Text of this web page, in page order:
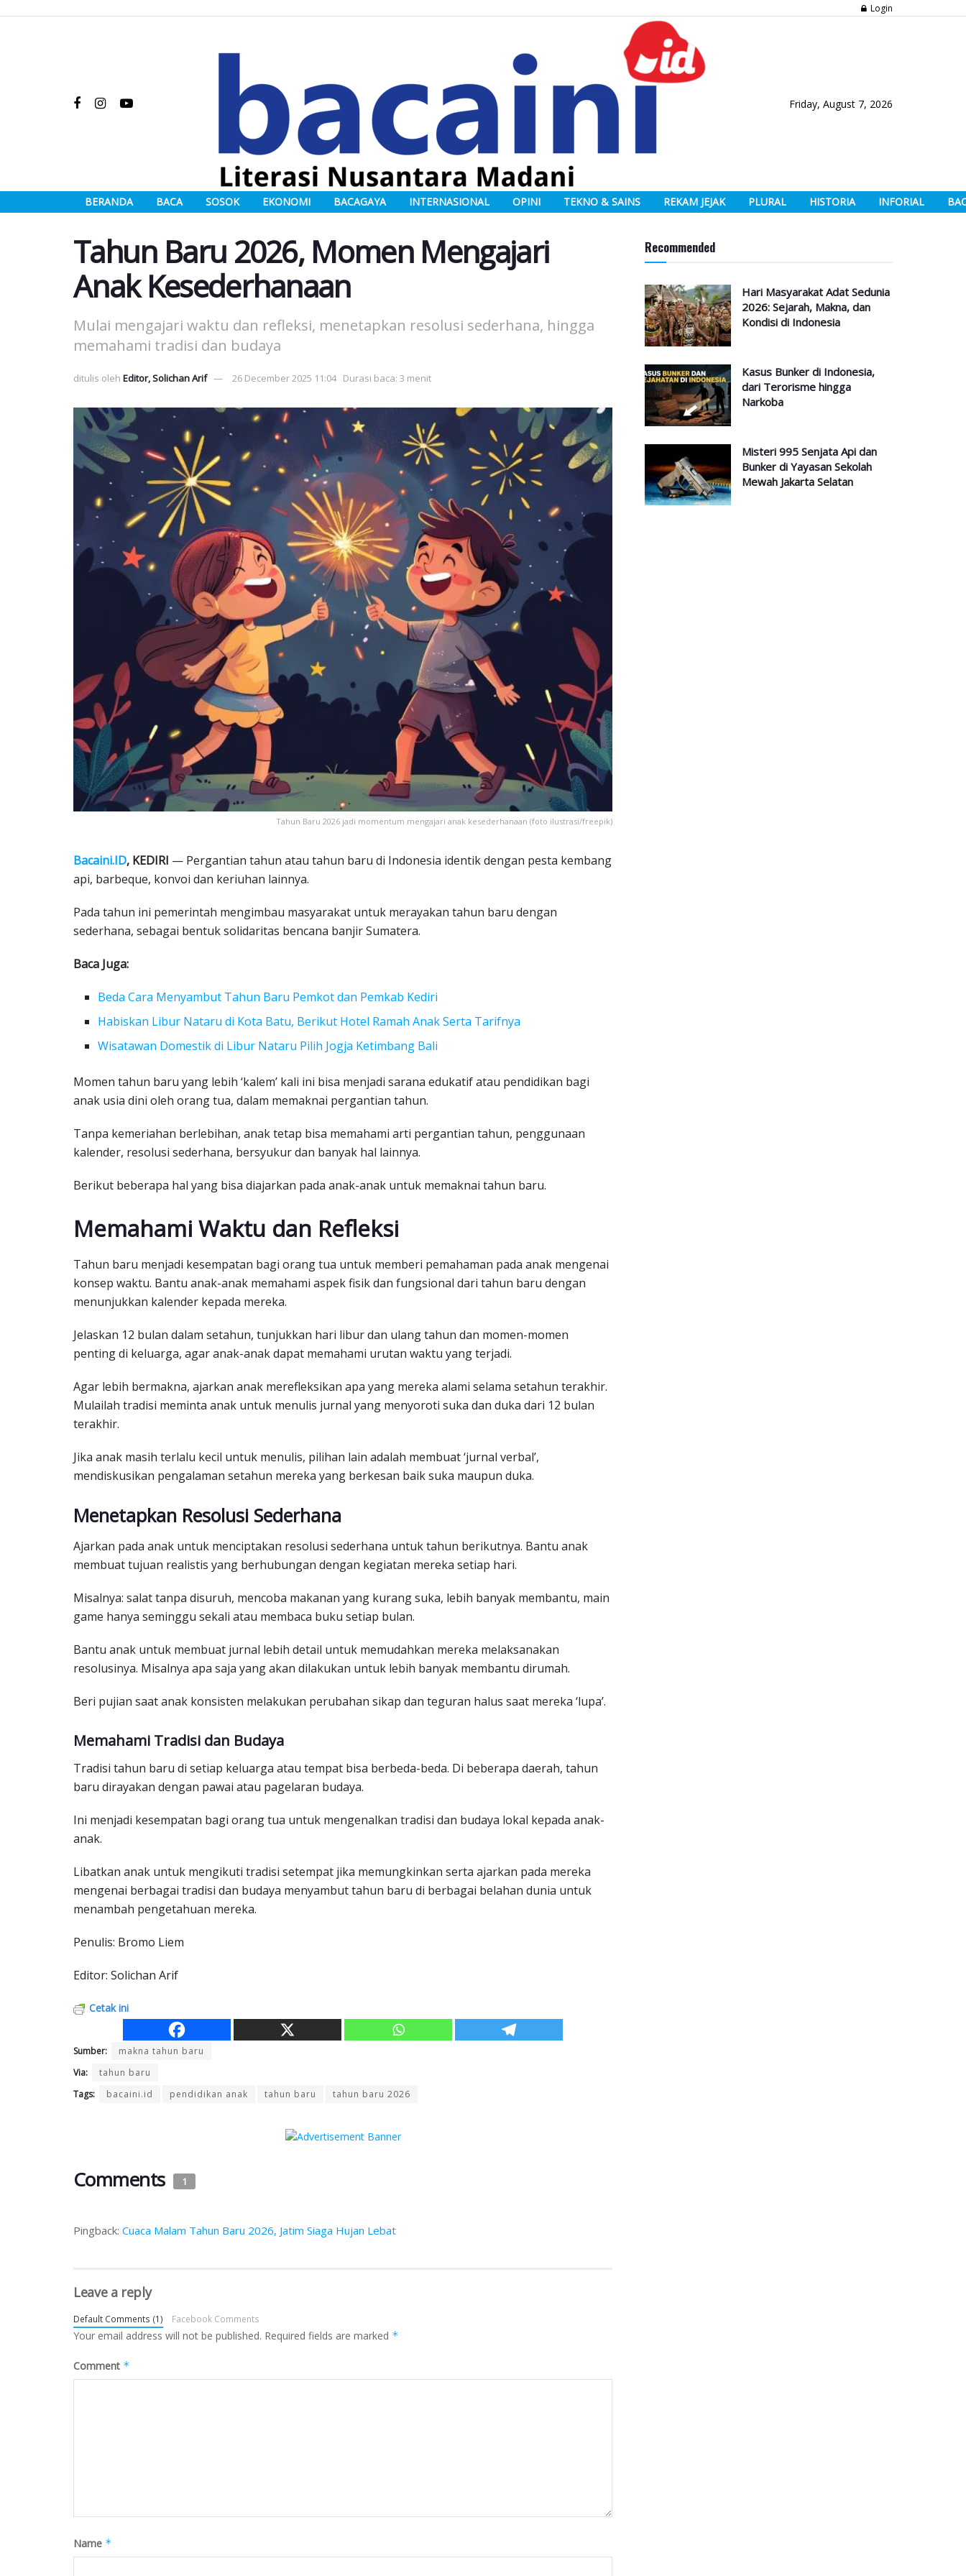
Login
Friday, August 7, 2026
BERANDA BACA SOSOK EKONOMI BACAGAYA INTERNASIONAL OPINI TEKNO & SAINS REKAM JEJAK PLURAL HISTORIA INFORIAL
Tahun Baru 2026, Momen Mengajari
Anak Kesederhanaan
Mulai mengajari waktu dan refleksi, menetapkan resolusi sederhana, hingga
memahami tradisi dan budaya
ditulis oleh Editor, Solichan Arif 26 December 2025 11:04 Durasi baca: 3 menit
Tahun Baru 2026 jadi momentum mengajari anak kesederhanaan (foto ilustrasi/freepik)
Bacaini.ID, KEDIRI — Pergantian tahun atau tahun baru di Indonesia identik dengan pesta kembang
api, barbeque, konvoi dan keriuhan lainnya.
Pada tahun ini pemerintah mengimbau masyarakat untuk merayakan tahun baru dengan
sederhana, sebagai bentuk solidaritas bencana banjir Sumatera.
Baca Juga:
Beda Cara Menyambut Tahun Baru Pemkot dan Pemkab Kediri
Habiskan Libur Nataru di Kota Batu, Berikut Hotel Ramah Anak Serta Tarifnya
Wisatawan Domestik di Libur Nataru Pilih Jogja Ketimbang Bali
Momen tahun baru yang lebih ‘kalem’ kali ini bisa menjadi sarana edukatif atau pendidikan bagi
anak usia dini oleh orang tua, dalam memaknai pergantian tahun.
Tanpa kemeriahan berlebihan, anak tetap bisa memahami arti pergantian tahun, penggunaan
kalender, resolusi sederhana, bersyukur dan banyak hal lainnya.
Berikut beberapa hal yang bisa diajarkan pada anak-anak untuk memaknai tahun baru.
Memahami Waktu dan Refleksi
Tahun baru menjadi kesempatan bagi orang tua untuk memberi pemahaman pada anak mengenai
konsep waktu. Bantu anak-anak memahami aspek fisik dan fungsional dari tahun baru dengan
menunjukkan kalender kepada mereka.
Jelaskan 12 bulan dalam setahun, tunjukkan hari libur dan ulang tahun dan momen-momen
penting di keluarga, agar anak-anak dapat memahami urutan waktu yang terjadi.
Agar lebih bermakna, ajarkan anak merefleksikan apa yang mereka alami selama setahun terakhir.
Mulailah tradisi meminta anak untuk menulis jurnal yang menyoroti suka dan duka dari 12 bulan
terakhir.
Jika anak masih terlalu kecil untuk menulis, pilihan lain adalah membuat ‘jurnal verbal’,
mendiskusikan pengalaman setahun mereka yang berkesan baik suka maupun duka.
Menetapkan Resolusi Sederhana
Ajarkan pada anak untuk menciptakan resolusi sederhana untuk tahun berikutnya. Bantu anak
membuat tujuan realistis yang berhubungan dengan kegiatan mereka setiap hari.
Misalnya: salat tanpa disuruh, mencoba makanan yang kurang suka, lebih banyak membantu, main
game hanya seminggu sekali atau membaca buku setiap bulan.
Bantu anak untuk membuat jurnal lebih detail untuk memudahkan mereka melaksanakan
resolusinya. Misalnya apa saja yang akan dilakukan untuk lebih banyak membantu dirumah.
Beri pujian saat anak konsisten melakukan perubahan sikap dan teguran halus saat mereka ‘lupa’.
Memahami Tradisi dan Budaya
Tradisi tahun baru di setiap keluarga atau tempat bisa berbeda-beda. Di beberapa daerah, tahun
baru dirayakan dengan pawai atau pagelaran budaya.
Ini menjadi kesempatan bagi orang tua untuk mengenalkan tradisi dan budaya lokal kepada anak-
anak.
Libatkan anak untuk mengikuti tradisi setempat jika memungkinkan serta ajarkan pada mereka
mengenai berbagai tradisi dan budaya menyambut tahun baru di berbagai belahan dunia untuk
menambah pengetahuan mereka.
Penulis: Bromo Liem
Editor: Solichan Arif
Cetak ini
Sumber:
makna tahun baru
Via:
tahun baru
Tags:
bacaini.id pendidikan anak tahun baru tahun baru 2026
Comments 1
Pingback: Cuaca Malam Tahun Baru 2026, Jatim Siaga Hujan Lebat
Leave a reply
Default Comments (1) Facebook Comments
Your email address will not be published. Required fields are marked *
Comment *
Name *
Recommended
Hari Masyarakat Adat Sedunia
2026: Sejarah, Makna, dan
Kondisi di Indonesia
Kasus Bunker di Indonesia,
dari Terorisme hingga
Narkoba
Misteri 995 Senjata Api dan
Bunker di Yayasan Sekolah
Mewah Jakarta Selatan